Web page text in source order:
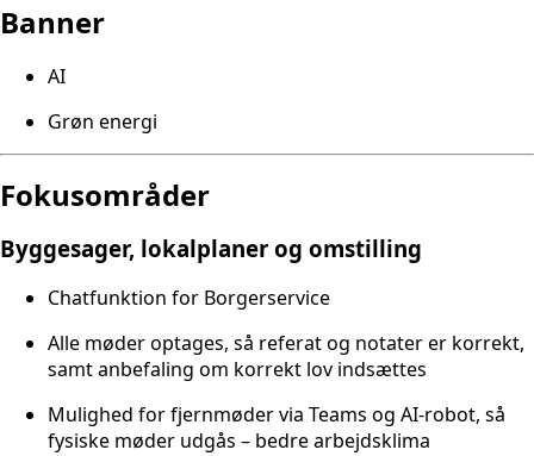
Banner
AI
Grøn energi
Fokusområder
Byggesager, lokalplaner og omstilling
Chatfunktion for Borgerservice
Alle møder optages, så referat og notater er korrekt,
samt anbefaling om korrekt lov indsættes
Mulighed for fjernmøder via Teams og AI-robot, så
fysiske møder udgås – bedre arbejdsklima